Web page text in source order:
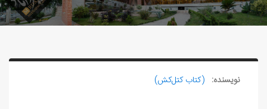
نویسنده: (کتاب کتل‌کش)